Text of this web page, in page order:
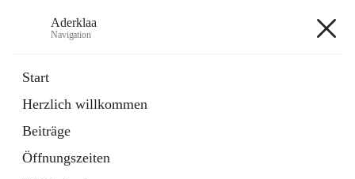
Aderklaa
Navigation
Start
Herzlich willkommen
Beiträge
Öffnungszeiten
6 Schnellzugriffe
Gemeinde